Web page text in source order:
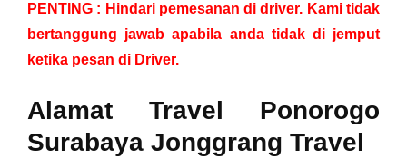
PENTING : Hindari pemesanan di driver. Kami tidak
bertanggung jawab apabila anda tidak di jemput
ketika pesan di Driver.
Alamat Travel Ponorogo
Surabaya Jonggrang Travel